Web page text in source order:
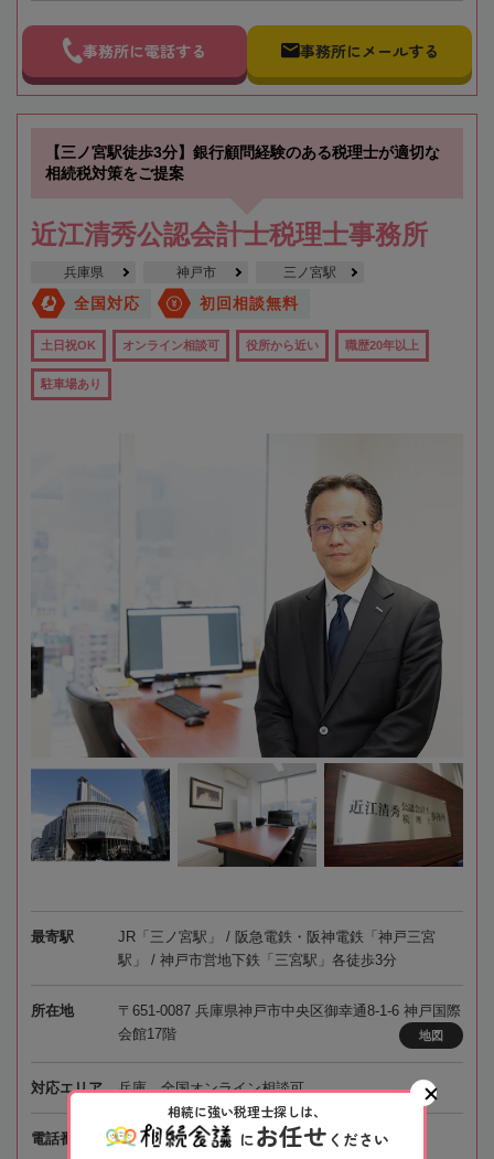
事務所に電話する 事務所にメールする
【三ノ宮駅徒歩3分】銀行顧問経験のある税理士が適切な
相続税対策をご提案
近江清秀公認会計士税理士事務所
兵庫県 神戸市 三ノ宮駅
全国対応 初回相談無料
土日祝OK オンライン相談可 役所から近い 職歴20年以上
駐車場あり
最寄駅
JR「三ノ宮駅」 / 阪急電鉄・阪神電鉄「神戸三宮
駅」 / 神戸市営地下鉄「三宮駅」各徒歩3分
所在地
〒651-0087 兵庫県神戸市中央区御幸通8-1-6 神戸国際
会館17階
地図
対応エリア 兵庫、全国オンライン相談可
電話番号 050-5268-8582
相続に強い税理士探しは、
にお任せ ください